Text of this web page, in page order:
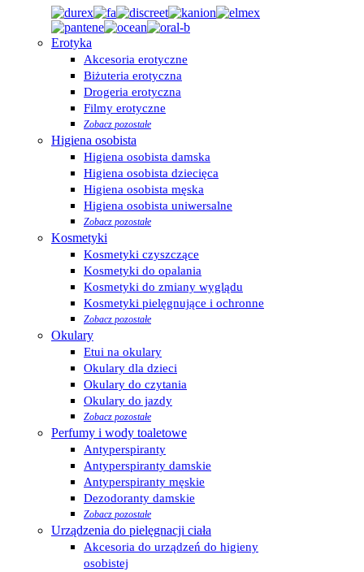
Erotyka
Akcesoria erotyczne
Biżuteria erotyczna
Drogeria erotyczna
Filmy erotyczne
Zobacz pozostałe
Higiena osobista
Higiena osobista damska
Higiena osobista dziecięca
Higiena osobista męska
Higiena osobista uniwersalne
Zobacz pozostałe
Kosmetyki
Kosmetyki czyszczące
Kosmetyki do opalania
Kosmetyki do zmiany wyglądu
Kosmetyki pielęgnujące i ochronne
Zobacz pozostałe
Okulary
Etui na okulary
Okulary dla dzieci
Okulary do czytania
Okulary do jazdy
Zobacz pozostałe
Perfumy i wody toaletowe
Antyperspiranty
Antyperspiranty damskie
Antyperspiranty męskie
Dezodoranty damskie
Zobacz pozostałe
Urządzenia do pielęgnacji ciała
Akcesoria do urządzeń do higieny
osobistej